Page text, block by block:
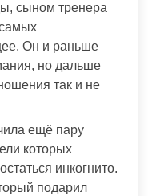
сыном тренера
Он и раньше
но дальше
так и не
ещё пару
которых
инкогнито.
подарил